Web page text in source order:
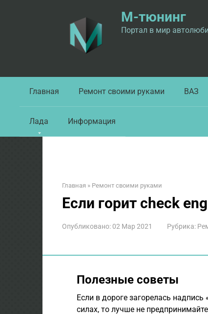
М-тюнинг
Портал в мир
Главная Ремонт своими руками ВАЗ
Лада Информация
Главная » Ремонт своими руками
Если горит check
Опубликовано: 02 Мар 2021 Рубрика:
Полезные советы
Если в дороге загорелась
силах, то лучше не